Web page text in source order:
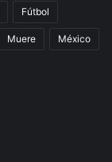
Fútbol
Muere México